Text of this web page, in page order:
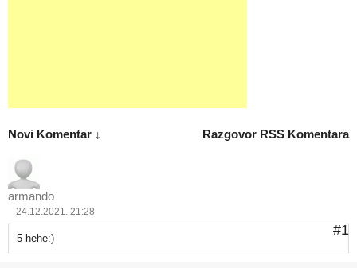
Razgovor RSS Komentara
Novi Komentar ↓
armando
24.12.2021. 21:28
#1
5 hehe:)